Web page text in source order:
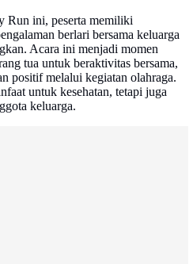
Run ini, peserta memiliki
berlari bersama keluarga
Acara ini menjadi momen
tua untuk beraktivitas bersama,
positif melalui kegiatan olahraga.
untuk kesehatan, tetapi juga
keluarga.